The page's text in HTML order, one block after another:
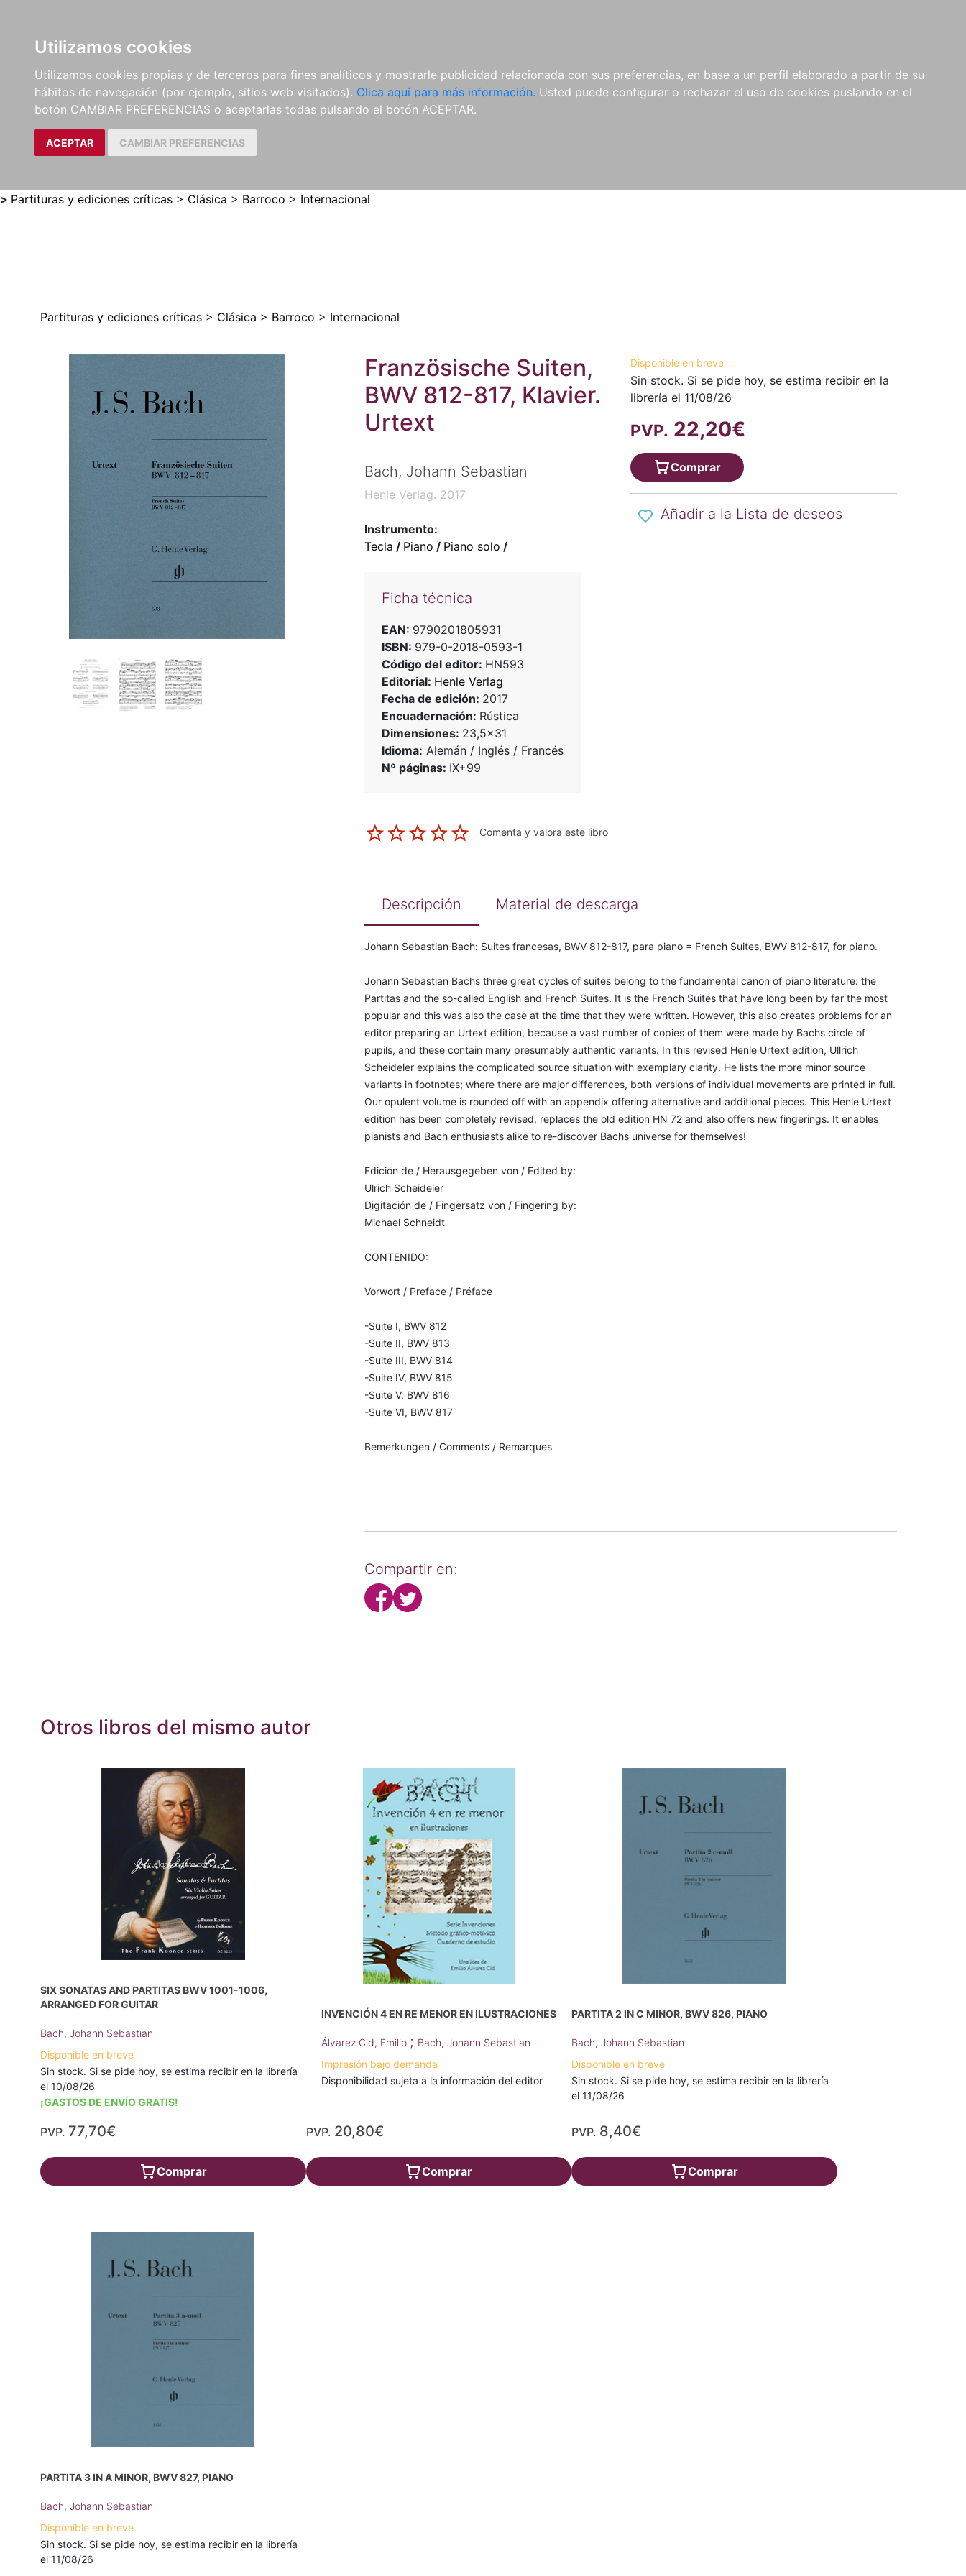
Utilizamos cookies
Utilizamos cookies propias y de terceros para fines analíticos y mostrarle publicidad relacionada con sus preferencias, en base a un perfil elaborado a partir de su
hábitos de navegación (por ejemplo, sitios web visitados). Clica aquí para más información. Usted puede configurar o rechazar el uso de cookies puslando en el
botón CAMBIAR PREFERENCIAS o aceptarlas todas pulsando el botón ACEPTAR.
ACEPTAR CAMBIAR PREFERENCIAS
LIBROS
MÉTODOS Y
EJERCICIOS
PARTITURAS Y EDICIONES
CRÍTICAS
REVISTAS
CDS Y
DVDS
MATERIAL
COMPLEMENTARIO
NOVEDADES NOTICIAS
COMPRAS
INSTITUCIONALES
> Partituras y ediciones críticas > Clásica > Barroco > Internacional
Partituras y ediciones críticas > Clásica > Barroco > Internacional
Französische Suiten,
BWV 812-817, Klavier.
Urtext
Bach, Johann Sebastian
Henle Verlag. 2017
Instrumento:
Tecla / Piano / Piano solo /
Ficha técnica
EAN: 9790201805931
ISBN: 979-0-2018-0593-1
Código del editor: HN593
Editorial: Henle Verlag
Fecha de edición: 2017
Encuadernación: Rústica
Dimensiones: 23,5x31
Idioma: Alemán / Inglés / Francés
Nº páginas: IX+99
Comenta y valora este libro
Disponible en breve
Sin stock. Si se pide hoy, se estima recibir en la
librería el 11/08/26
PVP. 22,20€
Comprar
Añadir a la Lista de deseos
Descripción Material de descarga
Johann Sebastian Bach: Suites francesas, BWV 812-817, para piano = French Suites, BWV 812-817, for piano.
Johann Sebastian Bachs three great cycles of suites belong to the fundamental canon of piano literature: the
Partitas and the so-called English and French Suites. It is the French Suites that have long been by far the most
popular and this was also the case at the time that they were written. However, this also creates problems for an
editor preparing an Urtext edition, because a vast number of copies of them were made by Bachs circle of
pupils, and these contain many presumably authentic variants. In this revised Henle Urtext edition, Ullrich
Scheideler explains the complicated source situation with exemplary clarity. He lists the more minor source
variants in footnotes; where there are major differences, both versions of individual movements are printed in full.
Our opulent volume is rounded off with an appendix offering alternative and additional pieces. This Henle Urtext
edition has been completely revised, replaces the old edition HN 72 and also offers new fingerings. It enables
pianists and Bach enthusiasts alike to re-discover Bachs universe for themselves!
Edición de / Herausgegeben von / Edited by:
Ulrich Scheideler
Digitación de / Fingersatz von / Fingering by:
Michael Schneidt
CONTENIDO:
Vorwort / Preface / Préface
-Suite I, BWV 812
-Suite II, BWV 813
-Suite III, BWV 814
-Suite IV, BWV 815
-Suite V, BWV 816
-Suite VI, BWV 817
Bemerkungen / Comments / Remarques
Compartir en:
Otros libros del mismo autor
SIX SONATAS AND PARTITAS BWV 1001-1006,
ARRANGED FOR GUITAR
Bach, Johann Sebastian
Disponible en breve
Sin stock. Si se pide hoy, se estima recibir en la librería
el 10/08/26
¡GASTOS DE ENVÍO GRATIS!
PVP. 77,70€
Comprar
INVENCIÓN 4 EN RE MENOR EN ILUSTRACIONES
Álvarez Cid, Emilio ; Bach, Johann Sebastian
Impresión bajo demanda
Disponibilidad sujeta a la información del editor
PVP. 20,80€
Comprar
PARTITA 2 IN C MINOR, BWV 826, PIANO
Bach, Johann Sebastian
Disponible en breve
Sin stock. Si se pide hoy, se estima recibir en la librería
el 11/08/26
PVP. 8,40€
Comprar
PARTITA 3 IN A MINOR, BWV 827, PIANO
Bach, Johann Sebastian
Disponible en breve
Sin stock. Si se pide hoy, se estima recibir en la librería
el 11/08/26